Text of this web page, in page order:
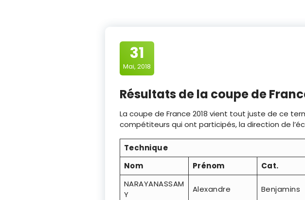
31
Mai, 2018
Résultats de la coupe de
La coupe de France 2018 vient tout juste de ce
compétiteurs qui ont participés, la direction de
Technique
Nom
Prénom Cat.
NARAYANASSAM
Y
Alexandre Benjamins